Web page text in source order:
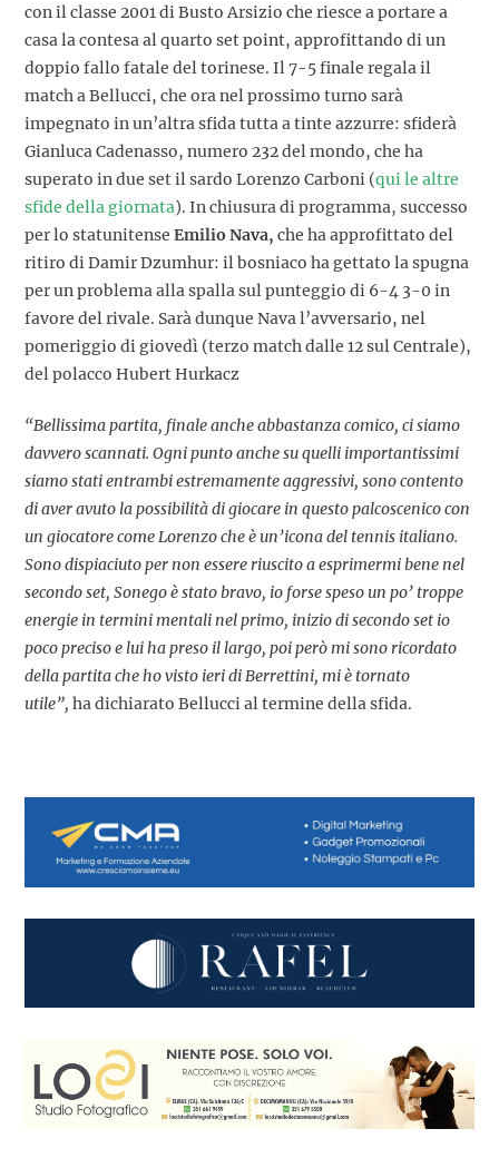
con il classe 2001 di Busto Arsizio che riesce a portare a
casa la contesa al quarto set point, approfittando di un
doppio fallo fatale del torinese. Il 7-5 finale regala il
match a Bellucci, che ora nel prossimo turno sarà
impegnato in un’altra sfida tutta a tinte azzurre: sfiderà
Gianluca Cadenasso, numero 232 del mondo, che ha
superato in due set il sardo Lorenzo Carboni (qui le altre
sfide della giornata). In chiusura di programma, successo
per lo statunitense Emilio Nava, che ha approfittato del
ritiro di Damir Dzumhur: il bosniaco ha gettato la spugna
per un problema alla spalla sul punteggio di 6-4 3-0 in
favore del rivale. Sarà dunque Nava l’avversario, nel
pomeriggio di giovedì (terzo match dalle 12 sul Centrale),
del polacco Hubert Hurkacz
“Bellissima partita, finale anche abbastanza comico, ci siamo
davvero scannati. Ogni punto anche su quelli importantissimi
siamo stati entrambi estremamente aggressivi, sono contento
di aver avuto la possibilità di giocare in questo palcoscenico con
un giocatore come Lorenzo che è un’icona del tennis italiano.
Sono dispiaciuto per non essere riuscito a esprimermi bene nel
secondo set, Sonego è stato bravo, io forse speso un po’ troppe
energie in termini mentali nel primo, inizio di secondo set io
poco preciso e lui ha preso il largo, poi però mi sono ricordato
della partita che ho visto ieri di Berrettini, mi è tornato
utile”, ha dichiarato Bellucci al termine della sfida.